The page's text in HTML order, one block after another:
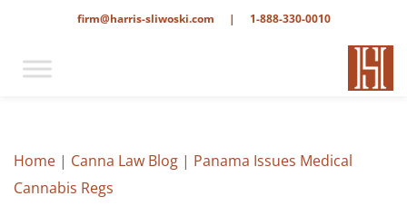
1-888-330-0010
|
firm@harris-sliwoski.com
Home | Canna Law Blog | Panama Issues Medical
Cannabis Regs